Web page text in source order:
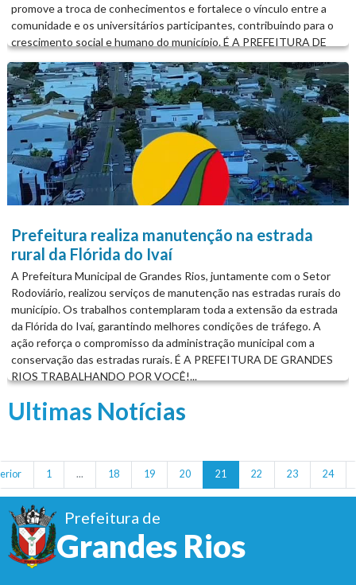
Ultimas Notícias
promove a troca de conhecimentos e fortalece o vínculo entre a
comunidade e os universitários participantes, contribuindo para o
crescimento social e humano do município. É A PREFEITURA DE
Prefeitura realiza manutenção na estrada
rural da Flórida do Ivaí
A Prefeitura Municipal de Grandes Rios, juntamente com o Setor
Rodoviário, realizou serviços de manutenção nas estradas rurais do
município. Os trabalhos contemplaram toda a extensão da estrada
da Flórida do Ivaí, garantindo melhores condições de tráfego. A
ação reforça o compromisso da administração municipal com a
conservação das estradas rurais. É A PREFEITURA DE GRANDES
RIOS TRABALHANDO POR VOCÊ!...
1 ... 18 19 20 21 22 23 24
Prefeitura de
Grandes Rios